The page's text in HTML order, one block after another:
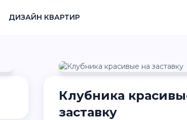
ДИЗАЙН КВАРТИР
Клубника
заставку